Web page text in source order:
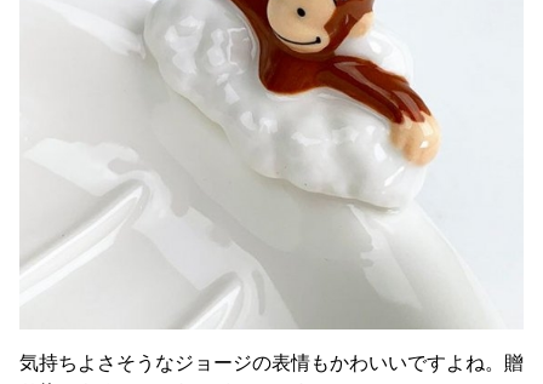
気持ちよさそうなジョージの表情もかわいいですよね。贈